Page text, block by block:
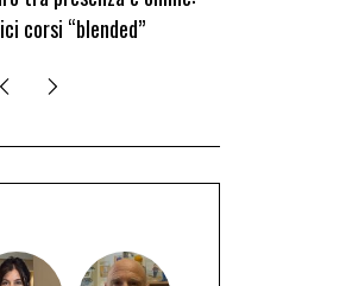
edizione del Premio “Giancarlo Guasti”